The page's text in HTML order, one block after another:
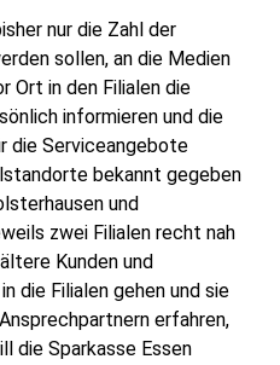
nur die Zahl der
sollen, an die Medien
Ort in den Filialen die
informieren und die
die Serviceangebote
bekannt gegeben
und
zwei Filialen recht nah
Kunden und
die Filialen gehen und sie
erfahren,
die Sparkasse Essen